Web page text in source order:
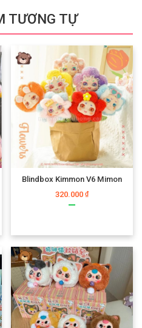
TƯƠNG TỰ
Blindbox Kimmon V6 Mimon
320.000 ₫